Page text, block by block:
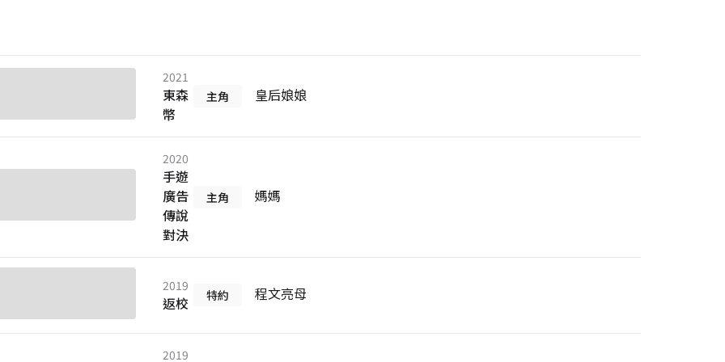
2021
東森
幣
主角 皇后娘娘
2020
手遊
廣告
傳說
對決
主角 媽媽
2019
返校 特約 程文亮母
2019